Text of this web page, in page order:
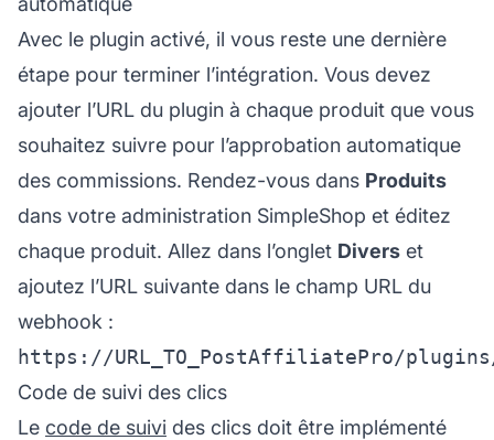
Avec le plugin activé, il vous reste une dernière
étape pour terminer l’intégration. Vous devez
ajouter l’URL du plugin à chaque produit que vous
souhaitez suivre pour l’approbation automatique
des commissions. Rendez-vous dans Produits
dans votre administration SimpleShop et éditez
chaque produit. Allez dans l’onglet Divers et
ajoutez l’URL suivante dans le champ URL du
webhook :
Code de suivi des clics
Le code de suivi des clics doit être implémenté